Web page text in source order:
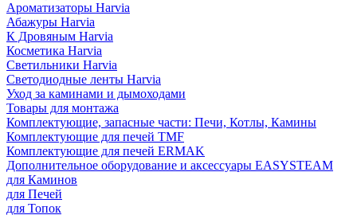
Ароматизаторы Harvia
Абажуры Harvia
К Дровяным Harvia
Косметика Harvia
Светильники Harvia
Светодиодные ленты Harvia
Уход за каминами и дымоходами
Товары для монтажа
Комплектующие, запасные части: Печи, Котлы, Камины
Комплектующие для печей TMF
Комплектующие для печей ERMAK
Дополнительное оборудование и аксессуары EASYSTEAM
для Каминов
для Печей
для Топок